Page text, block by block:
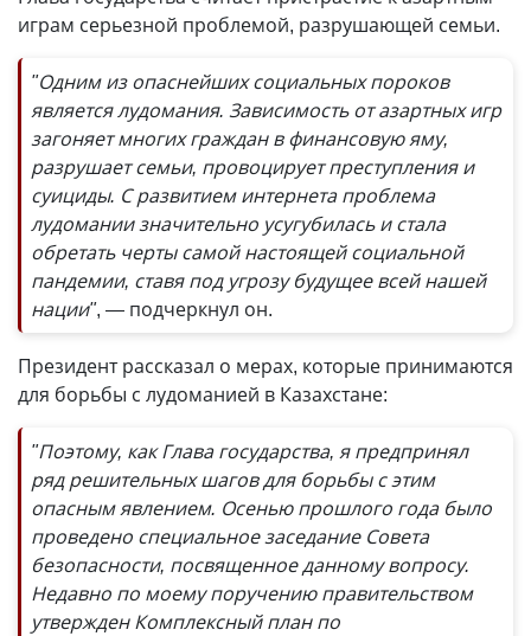
играм серьезной проблемой, разрушающей семьи.
"Одним из опаснейших социальных пороков
является лудомания. Зависимость от азартных игр
загоняет многих граждан в финансовую яму,
разрушает семьи, провоцирует преступления и
суициды. С развитием интернета проблема
лудомании значительно усугубилась и стала
обретать черты самой настоящей социальной
пандемии, ставя под угрозу будущее всей нашей
нации", — подчеркнул он.
Президент рассказал о мерах, которые принимаются
для борьбы с лудоманией в Казахстане:
"Поэтому, как Глава государства, я предпринял
ряд решительных шагов для борьбы с этим
опасным явлением. Осенью прошлого года было
проведено специальное заседание Совета
безопасности, посвященное данному вопросу.
Недавно по моему поручению правительством
утвержден Комплексный план по